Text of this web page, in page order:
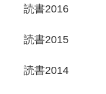
読書2016
読書2015
読書2014